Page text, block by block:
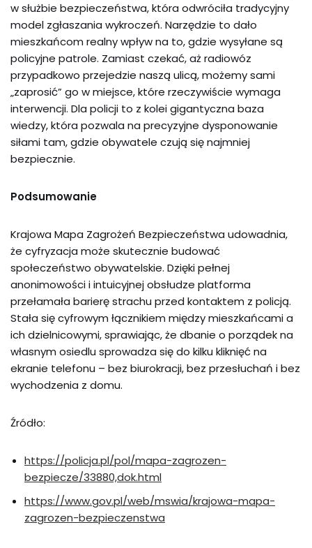
w służbie bezpieczeństwa, która odwróciła tradycyjny
model zgłaszania wykroczeń. Narzędzie to dało
mieszkańcom realny wpływ na to, gdzie wysyłane są
policyjne patrole. Zamiast czekać, aż radiowóz
przypadkowo przejedzie naszą ulicą, możemy sami
„zaprosić” go w miejsce, które rzeczywiście wymaga
interwencji. Dla policji to z kolei gigantyczna baza
wiedzy, która pozwala na precyzyjne dysponowanie
siłami tam, gdzie obywatele czują się najmniej
bezpiecznie.
Podsumowanie
Krajowa Mapa Zagrożeń Bezpieczeństwa udowadnia,
że cyfryzacja może skutecznie budować
społeczeństwo obywatelskie. Dzięki pełnej
anonimowości i intuicyjnej obsłudze platforma
przełamała barierę strachu przed kontaktem z policją.
Stała się cyfrowym łącznikiem między mieszkańcami a
ich dzielnicowymi, sprawiając, że dbanie o porządek na
własnym osiedlu sprowadza się do kilku kliknięć na
ekranie telefonu – bez biurokracji, bez przesłuchań i bez
wychodzenia z domu.
Źródło:
https://policja.pl/pol/mapa-zagrozen-
bezpiecze/33880,dok.html
https://www.gov.pl/web/mswia/krajowa-mapa-
zagrozen-bezpieczenstwa